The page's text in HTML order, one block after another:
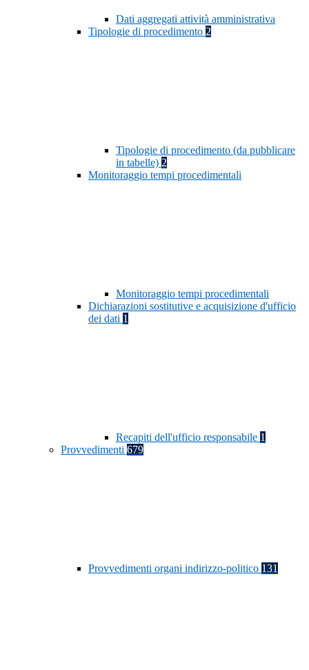
Dati aggregati attività amministrativa
Tipologie di procedimento 2
Tipologie di procedimento (da pubblicare
in tabelle) 2
Monitoraggio tempi procedimentali
Monitoraggio tempi procedimentali
Dichiarazioni sostitutive e acquisizione d'ufficio
dei dati 1
Recapiti dell'ufficio responsabile 1
Provvedimenti 679
Provvedimenti organi indirizzo-politico 131